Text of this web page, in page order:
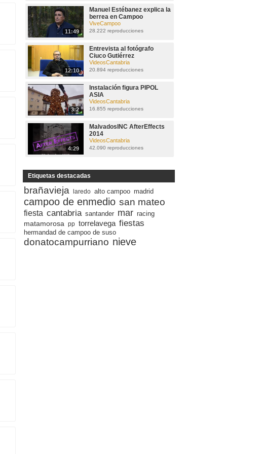
11:49
Manuel Estébanez explica la
berrea en Campoo
ViveCampoo
28.222 reproducciones
12:10
Entrevista al fotógrafo
Ciuco Gutiérrez
VideosCantabria
20.894 reproducciones
3:2
Instalación figura PIPOL
ASIA
VideosCantabria
16.855 reproducciones
4:29
MalvadosINC AfterEffects
2014
VideosCantabria
42.090 reproducciones
Etiquetas destacadas
brañavieja laredo alto campoo madrid
campoo de enmedio san mateo
fiesta cantabria santander mar racing
matamorosa pp torrelavega fiestas
hermandad de campoo de suso
donatocampurriano nieve